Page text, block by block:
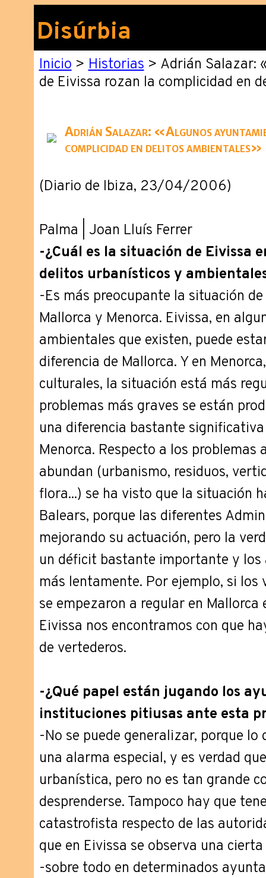
Disúrbia
Inicio>Historias> Adrián Salazar:
de Eivissa rozan la complicidad en
Adrián Salazar: «Algunos
complicidad en delitos ambientales»
(Diario de Ibiza, 23/04/2006)
Palma | Joan Lluís Ferrer
-¿Cuál es la situación de Eivissa
delitos urbanísticos y
-Es más preocupante la situación
Mallorca y Menorca. Eivissa, en
ambientales que existen, puede
diferencia de Mallorca. Y en
culturales, la situación está más
problemas más graves se están
una diferencia bastante
Menorca. Respecto a los problemas
abundan (urbanismo, residuos,
flora...) se ha visto que la situación
Balears, porque las diferentes
mejorando su actuación, pero la
un déficit bastante importante y los
más lentamente. Por ejemplo, si
se empezaron a regular en
Eivissa nos encontramos con que
de vertederos.
-¿Qué papel están jugando los
instituciones pitiusas ante esta
-No se puede generalizar, porque lo
una alarma especial, y es verdad
urbanística, pero no es tan grande
desprenderse. Tampoco hay que
catastrofista respecto de las
que en Eivissa se observa una
-sobre todo en determinados